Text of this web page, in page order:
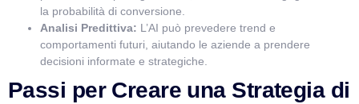
la probabilità di conversione.
Analisi Predittiva: L’AI può prevedere trend e
comportamenti futuri, aiutando le aziende a prendere
decisioni informate e strategiche.
Passi per Creare una Strategia di